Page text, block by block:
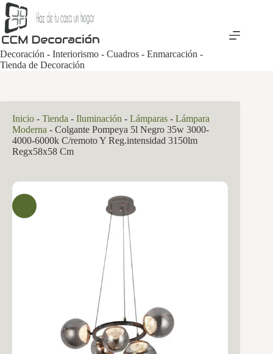
Saltar
al
contenido
Decoración - Interiorismo - Cuadros - Enmarcación -
Tienda de Decoración
Inicio - Tienda - Iluminación - Lámparas - Lámpara
Moderna - Colgante Pompeya 5l Negro 35w 3000-
4000-6000k C/remoto Y Reg.intensidad 3150lm
Regx58x58 Cm